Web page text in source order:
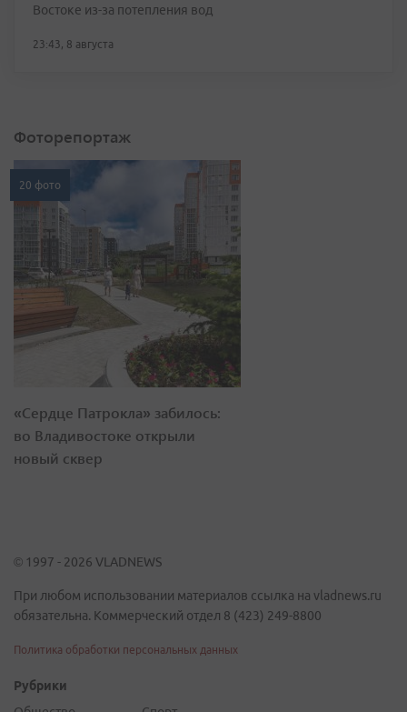
Востоке из-за потепления вод
23:43, 8 августа
Фоторепортаж
20 фото
«Сердце Патрокла» забилось:
во Владивостоке открыли
новый сквер
© 1997 - 2026 VLADNEWS
При любом использовании материалов ссылка на vladnews.ru
обязательна. Коммерческий отдел 8 (423) 249-8800
Политика обработки персональных данных
Рубрики